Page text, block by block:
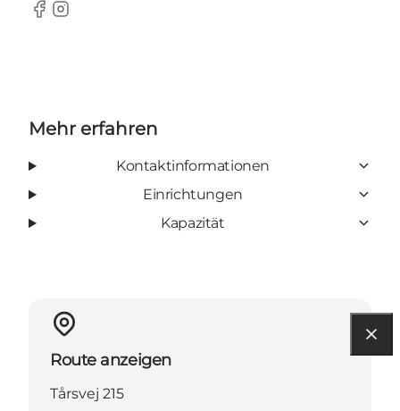
Facebook
Instagram
Mehr erfahren
Kontaktinformationen
Einrichtungen
Kapazität
Route anzeigen
Tårsvej 215